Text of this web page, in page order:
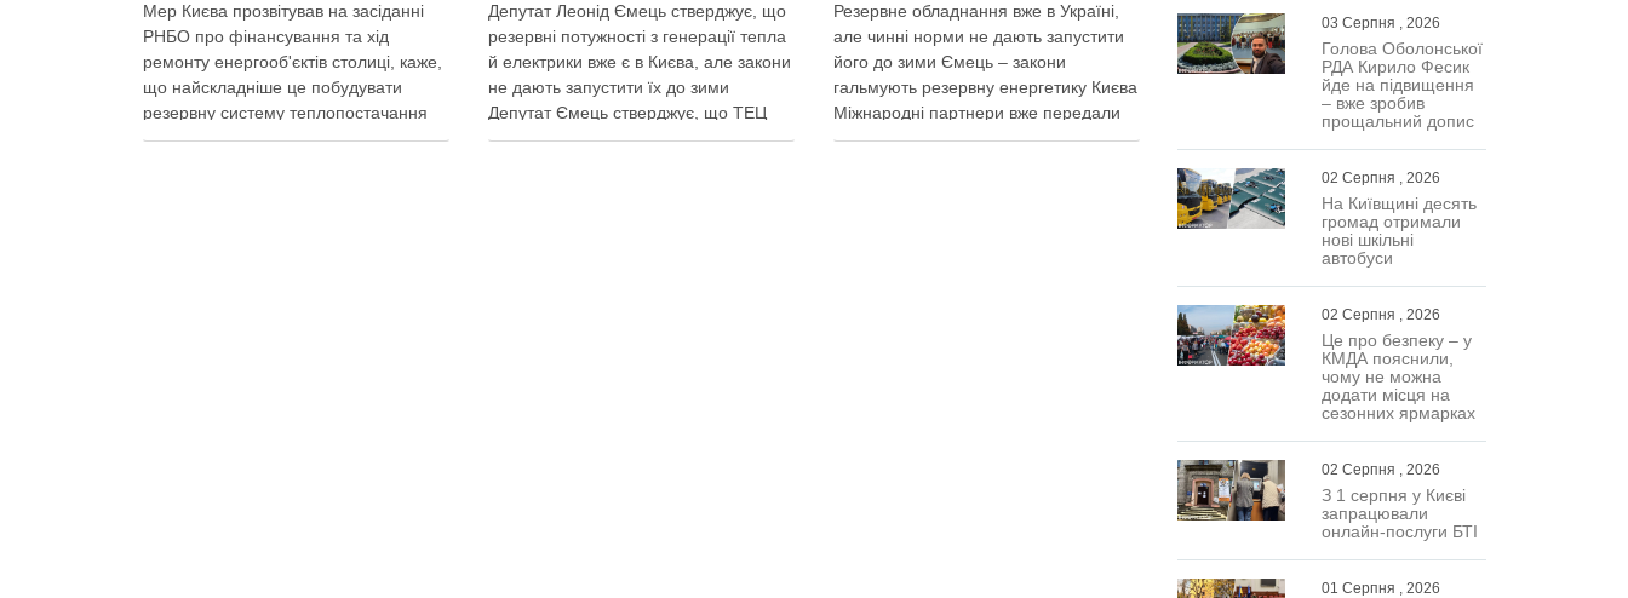
Мер Києва прозвітував на засіданні
РНБО про фінансування та хід
ремонту енергооб'єктів столиці, каже,
що найскладніше це побудувати
резервну систему теплопостачання
Кличко розповів про виконання Плану
Депутат Леонід Ємець стверджує, що
резервні потужності з генерації тепла
й електрики вже є в Києва, але закони
не дають запустити їх до зими
Депутат Ємець стверджує, що ТЕЦ
можуть бути знищені першим же
Резервне обладнання вже в Україні,
але чинні норми не дають запустити
його до зими Ємець – закони
гальмують резервну енергетику Києва
Міжнародні партнери вже передали
Україні обладнання для резервного
03 Серпня , 2026
Голова Оболонської
РДА Кирило Фесик
йде на підвищення
– вже зробив
прощальний допис
02 Серпня , 2026
На Київщині десять
громад отримали
нові шкільні
автобуси
02 Серпня , 2026
Це про безпеку – у
КМДА пояснили,
чому не можна
додати місця на
сезонних ярмарках
02 Серпня , 2026
З 1 серпня у Києві
запрацювали
онлайн-послуги БТІ
01 Серпня , 2026